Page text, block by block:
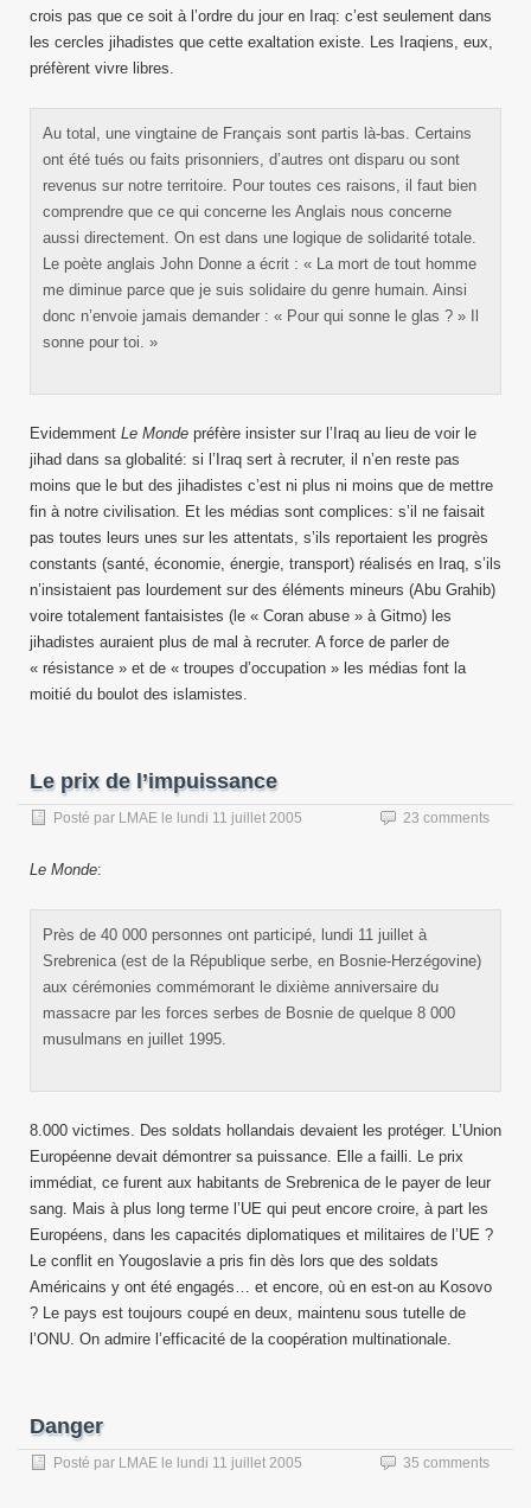
crois pas que ce soit à l’ordre du jour en Iraq: c’est seulement dans
les cercles jihadistes que cette exaltation existe. Les Iraqiens, eux,
préfèrent vivre libres.
Au total, une vingtaine de Français sont partis là-bas. Certains
ont été tués ou faits prisonniers, d’autres ont disparu ou sont
revenus sur notre territoire. Pour toutes ces raisons, il faut bien
comprendre que ce qui concerne les Anglais nous concerne
aussi directement. On est dans une logique de solidarité totale.
Le poète anglais John Donne a écrit : « La mort de tout homme
me diminue parce que je suis solidaire du genre humain. Ainsi
donc n’envoie jamais demander : « Pour qui sonne le glas ? » Il
sonne pour toi. »
Evidemment Le Monde préfère insister sur l’Iraq au lieu de voir le
jihad dans sa globalité: si l’Iraq sert à recruter, il n’en reste pas
moins que le but des jihadistes c’est ni plus ni moins que de mettre
fin à notre civilisation. Et les médias sont complices: s’il ne faisait
pas toutes leurs unes sur les attentats, s’ils reportaient les progrès
constants (santé, économie, énergie, transport) réalisés en Iraq, s’ils
n’insistaient pas lourdement sur des éléments mineurs (Abu Grahib)
voire totalement fantaisistes (le « Coran abuse » à Gitmo) les
jihadistes auraient plus de mal à recruter. A force de parler de
« résistance » et de « troupes d’occupation » les médias font la
moitié du boulot des islamistes.
Le prix de l’impuissance
Posté par LMAE le lundi 11 juillet 2005 23 comments
Le Monde:
Près de 40 000 personnes ont participé, lundi 11 juillet à
Srebrenica (est de la République serbe, en Bosnie-Herzégovine)
aux cérémonies commémorant le dixième anniversaire du
massacre par les forces serbes de Bosnie de quelque 8 000
musulmans en juillet 1995.
8.000 victimes. Des soldats hollandais devaient les protéger. L’Union
Européenne devait démontrer sa puissance. Elle a failli. Le prix
immédiat, ce furent aux habitants de Srebrenica de le payer de leur
sang. Mais à plus long terme l’UE qui peut encore croire, à part les
Européens, dans les capacités diplomatiques et militaires de l’UE ?
Le conflit en Yougoslavie a pris fin dès lors que des soldats
Américains y ont été engagés… et encore, où en est-on au Kosovo
? Le pays est toujours coupé en deux, maintenu sous tutelle de
l’ONU. On admire l’efficacité de la coopération multinationale.
Danger
Posté par LMAE le lundi 11 juillet 2005 35 comments